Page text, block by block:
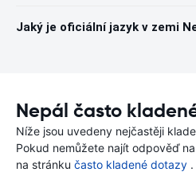
Jaký je oficiální jazyk v zemi
Nepál často
Níže jsou uvedeny nejčastěji
Pokud nemůžete najít odpověď
na stránku často kladené dotazy .